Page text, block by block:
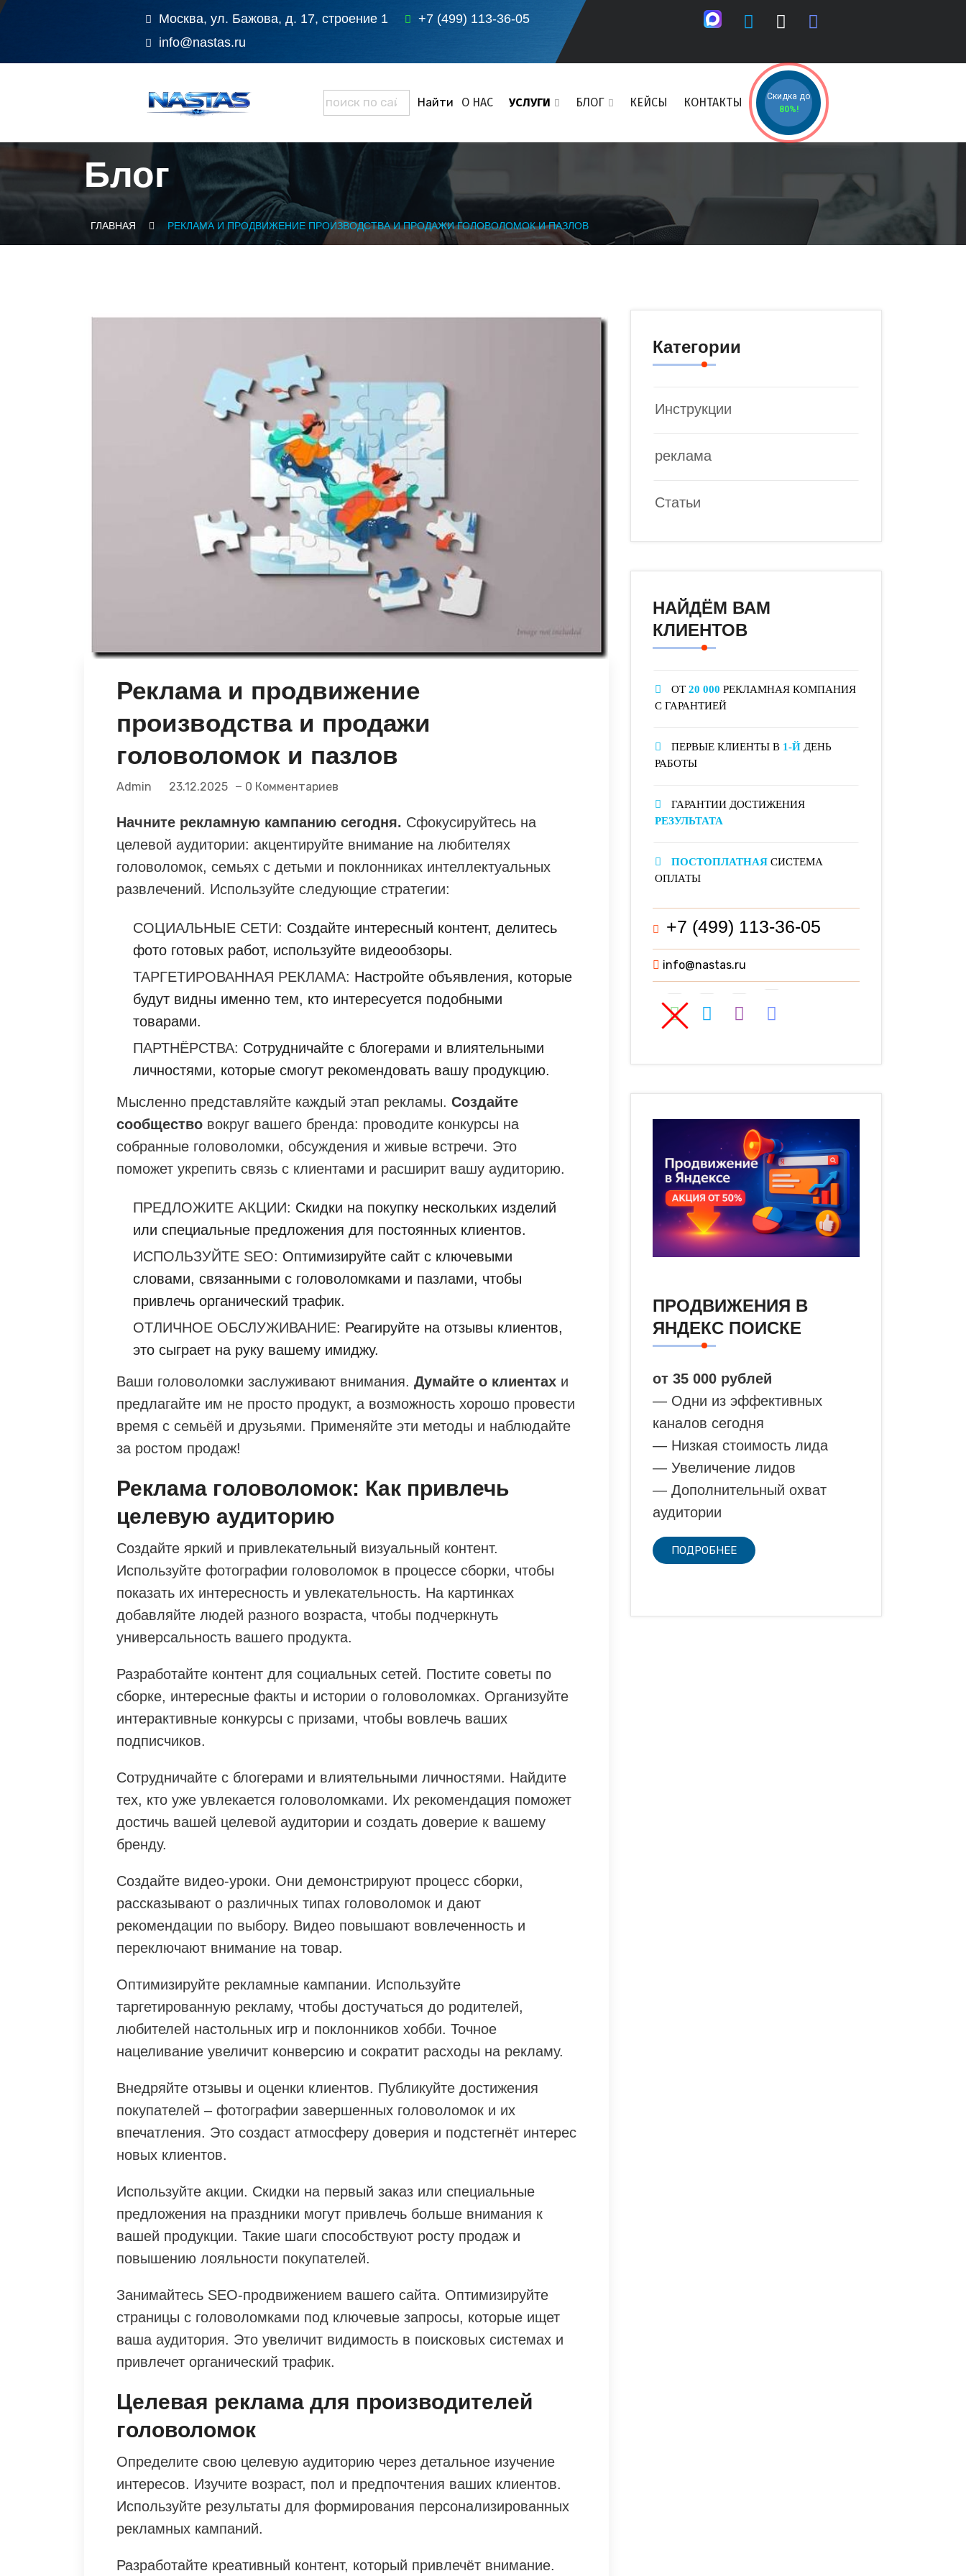
Москва, ул. Бажова, д. 17, строение 1
+7 (499) 113-36-05
info@nastas.ru
О НАС УСЛУГИ БЛОГ КЕЙСЫ КОНТАКТЫ
Скидка до
80%!
Блог
ГЛАВНАЯ РЕКЛАМА И ПРОДВИЖЕНИЕ ПРОИЗВОДСТВА И ПРОДАЖИ ГОЛОВОЛОМОК И ПАЗЛОВ
Реклама и продвижение
производства и продажи
головоломок и пазлов
Admin 23.12.2025 0 Комментариев
Начните рекламную кампанию сегодня. Сфокусируйтесь на
целевой аудитории: акцентируйте внимание на любителях
головоломок, семьях с детьми и поклонниках интеллектуальных
развлечений. Используйте следующие стратегии:
СОЦИАЛЬНЫЕ СЕТИ: Создайте интересный контент, делитесь
фото готовых работ, используйте видеообзоры.
ТАРГЕТИРОВАННАЯ РЕКЛАМА: Настройте объявления, которые
будут видны именно тем, кто интересуется подобными
товарами.
ПАРТНЁРСТВА: Сотрудничайте с блогерами и влиятельными
личностями, которые смогут рекомендовать вашу продукцию.
Мысленно представляйте каждый этап рекламы. Создайте
сообщество вокруг вашего бренда: проводите конкурсы на
собранные головоломки, обсуждения и живые встречи. Это
поможет укрепить связь с клиентами и расширит вашу аудиторию.
ПРЕДЛОЖИТЕ АКЦИИ: Скидки на покупку нескольких изделий
или специальные предложения для постоянных клиентов.
ИСПОЛЬЗУЙТЕ SEO: Оптимизируйте сайт с ключевыми
словами, связанными с головоломками и пазлами, чтобы
привлечь органический трафик.
ОТЛИЧНОЕ ОБСЛУЖИВАНИЕ: Реагируйте на отзывы клиентов,
это сыграет на руку вашему имиджу.
Ваши головоломки заслуживают внимания. Думайте о клиентах и
предлагайте им не просто продукт, а возможность хорошо провести
время с семьёй и друзьями. Применяйте эти методы и наблюдайте
за ростом продаж!
Реклама головоломок: Как привлечь
целевую аудиторию
Создайте яркий и привлекательный визуальный контент.
Используйте фотографии головоломок в процессе сборки, чтобы
показать их интересность и увлекательность. На картинках
добавляйте людей разного возраста, чтобы подчеркнуть
универсальность вашего продукта.
Разработайте контент для социальных сетей. Постите советы по
сборке, интересные факты и истории о головоломках. Организуйте
интерактивные конкурсы с призами, чтобы вовлечь ваших
подписчиков.
Сотрудничайте с блогерами и влиятельными личностями. Найдите
тех, кто уже увлекается головоломками. Их рекомендация поможет
достичь вашей целевой аудитории и создать доверие к вашему
бренду.
Создайте видео-уроки. Они демонстрируют процесс сборки,
рассказывают о различных типах головоломок и дают
рекомендации по выбору. Видео повышают вовлеченность и
переключают внимание на товар.
Оптимизируйте рекламные кампании. Используйте
таргетированную рекламу, чтобы достучаться до родителей,
любителей настольных игр и поклонников хобби. Точное
нацеливание увеличит конверсию и сократит расходы на рекламу.
Внедряйте отзывы и оценки клиентов. Публикуйте достижения
покупателей – фотографии завершенных головоломок и их
впечатления. Это создаст атмосферу доверия и подстегнёт интерес
новых клиентов.
Используйте акции. Скидки на первый заказ или специальные
предложения на праздники могут привлечь больше внимания к
вашей продукции. Такие шаги способствуют росту продаж и
повышению лояльности покупателей.
Занимайтесь SEO-продвижением вашего сайта. Оптимизируйте
страницы с головоломками под ключевые запросы, которые ищет
ваша аудитория. Это увеличит видимость в поисковых системах и
привлечет органический трафик.
Целевая реклама для производителей
головоломок
Определите свою целевую аудиторию через детальное изучение
интересов. Изучите возраст, пол и предпочтения ваших клиентов.
Используйте результаты для формирования персонализированных
рекламных кампаний.
Разработайте креативный контент, который привлечёт внимание.
Категории
Инструкции
реклама
Статьи
НАЙДЁМ ВАМ
КЛИЕНТОВ
ОТ 20 000 РЕКЛАМНАЯ КОМПАНИЯ
С ГАРАНТИЕЙ
ПЕРВЫЕ КЛИЕНТЫ В 1-Й ДЕНЬ
РАБОТЫ
ГАРАНТИИ ДОСТИЖЕНИЯ
РЕЗУЛЬТАТА
ПОСТОПЛАТНАЯ СИСТЕМА
ОПЛАТЫ
+7 (499) 113-36-05
info@nastas.ru
ПРОДВИЖЕНИЯ В
ЯНДЕКС ПОИСКЕ
от 35 000 рублей
— Одни из эффективных
каналов сегодня
— Низкая стоимость лида
— Увеличение лидов
— Дополнительный охват
аудитории
ПОДРОБНЕЕ